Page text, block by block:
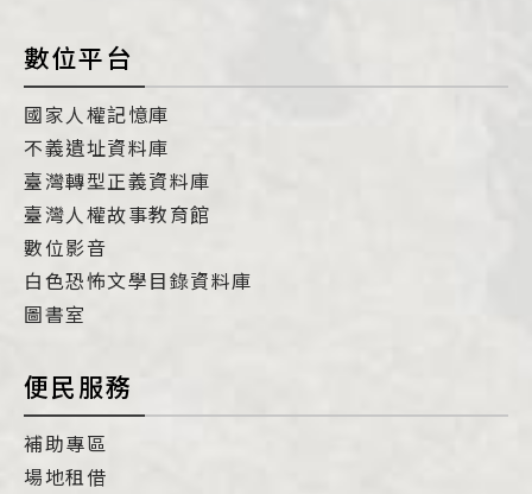
數位平台
國家人權記憶庫
不義遺址資料庫
臺灣轉型正義資料庫
臺灣人權故事教育館
數位影音
白色恐怖文學目錄資料庫
圖書室
便民服務
補助專區
場地租借